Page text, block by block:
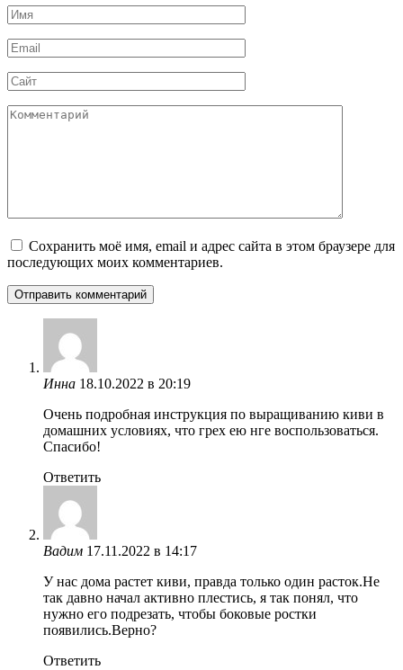
Имя
*
Email
*
Сайт
Комментарий
Сохранить моё имя, email и адрес сайта в этом браузере для
последующих моих комментариев.
Инна 18.10.2022 в 20:19
Очень подробная инструкция по выращиванию киви в
домашних условиях, что грех ею нге воспользоваться.
Спасибо!
Ответить
Вадим 17.11.2022 в 14:17
У нас дома растет киви, правда только один расток.Не
так давно начал активно плестись, я так понял, что
нужно его подрезать, чтобы боковые ростки
появились.Верно?
Ответить